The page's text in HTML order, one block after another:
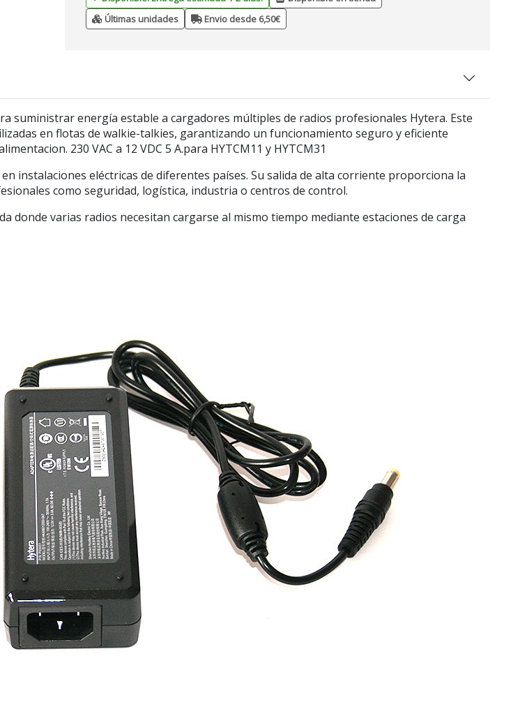
Últimas unidades
Envio desde 6,50€
suministrar energía estable a cargadores múltiples de radios profesionales Hytera. Este
en flotas de walkie-talkies, garantizando un funcionamiento seguro y eficiente
230 VAC a 12 VDC 5 A.para HYTCM11 y HYTCM31
instalaciones eléctricas de diferentes países. Su salida de alta corriente proporciona la
como seguridad, logística, industria o centros de control.
donde varias radios necesitan cargarse al mismo tiempo mediante estaciones de carga